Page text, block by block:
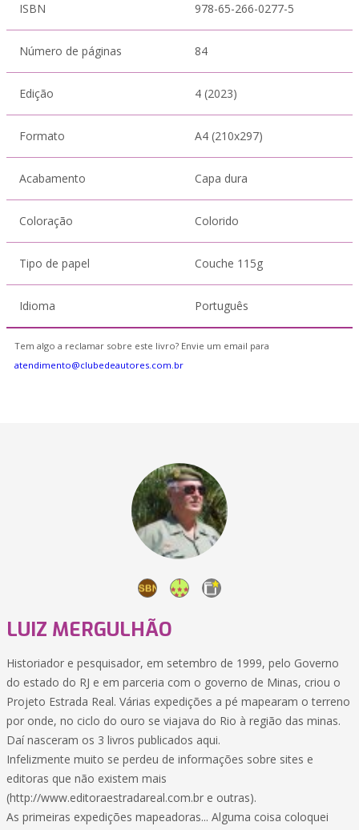
ISBN 978-65-266-0277-5
Número de páginas 84
Edição 4 (2023)
Formato A4 (210x297)
Acabamento Capa dura
Coloração Colorido
Tipo de papel Couche 115g
Idioma Português
Tem algo a reclamar sobre este livro? Envie um email para
atendimento@clubedeautores.com.br
LUIZ MERGULHÃO
Historiador e pesquisador, em setembro de 1999, pelo Governo
do estado do RJ e em parceria com o governo de Minas, criou o
Projeto Estrada Real. Várias expedições a pé mapearam o terreno
por onde, no ciclo do ouro se viajava do Rio à região das minas.
Daí nasceram os 3 livros publicados aqui.
Infelizmente muito se perdeu de informações sobre sites e
editoras que não existem mais
(http://www.editoraestradareal.com.br e outras).
As primeiras expedições mapeadoras... Alguma coisa coloquei